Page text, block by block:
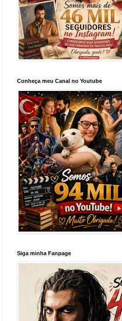
Conheça meu Canal no Youtube
Siga minha Fanpage